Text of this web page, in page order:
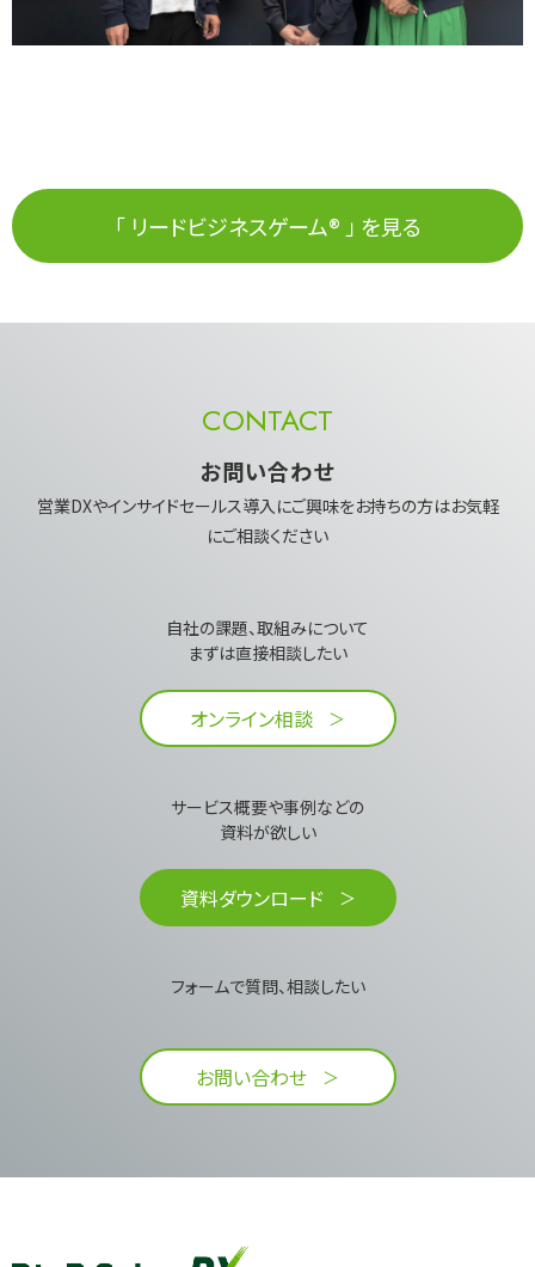
「 リードビジネスゲーム® 」 を見る
CONTACT
お問い合わせ
営業DXやインサイドセールス導入にご興味を​お持ちの方はお気軽
にご相談ください
自社の課題、取組みについて​
まずは直接相談したい​
オンライン相談
サービス概要や事例などの
資料が欲しい​
資料ダウンロード
フォームで質問、相談したい
お問い合わせ